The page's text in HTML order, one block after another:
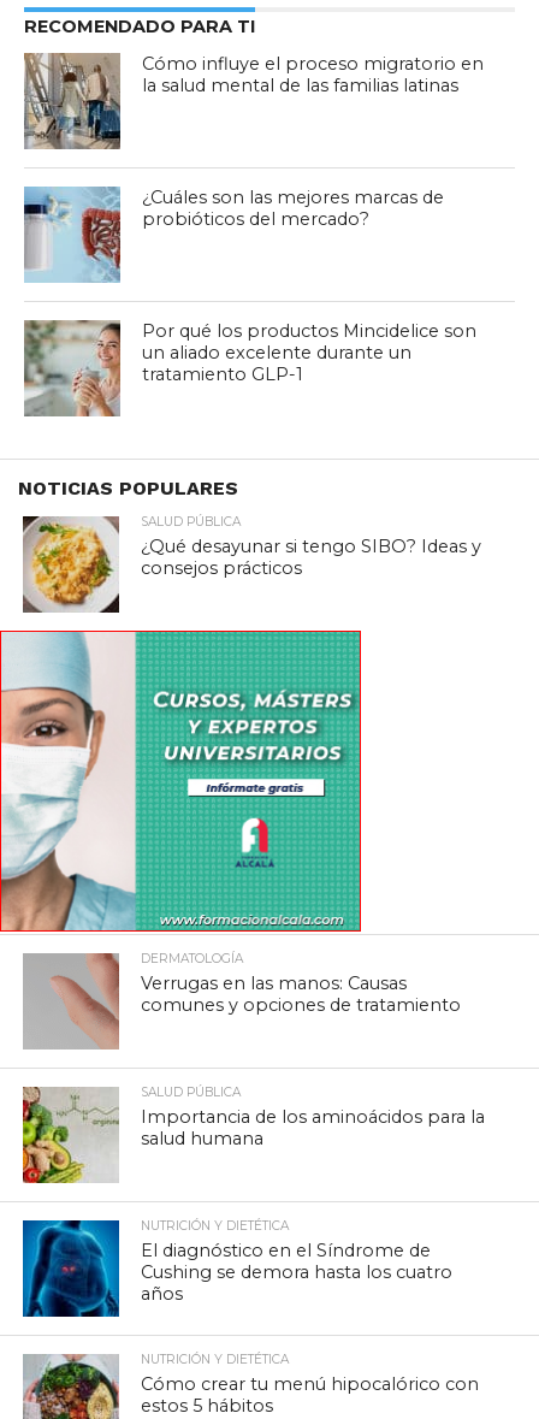
RECOMENDADO PARA TI
Cómo influye el proceso migratorio en
la salud mental de las familias latinas
¿Cuáles son las mejores marcas de
probióticos del mercado?
Por qué los productos Mincidelice son
un aliado excelente durante un
tratamiento GLP-1
NOTICIAS POPULARES
SALUD PÚBLICA
¿Qué desayunar si tengo SIBO? Ideas y
consejos prácticos
DERMATOLOGÍA
Verrugas en las manos: Causas
comunes y opciones de tratamiento
SALUD PÚBLICA
Importancia de los aminoácidos para la
salud humana
NUTRICIÓN Y DIETÉTICA
El diagnóstico en el Síndrome de
Cushing se demora hasta los cuatro
años
NUTRICIÓN Y DIETÉTICA
Cómo crear tu menú hipocalórico con
estos 5 hábitos